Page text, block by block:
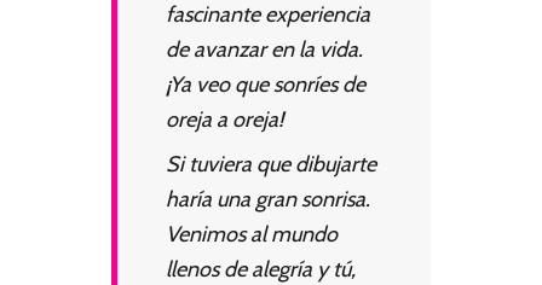
fascinante experiencia
de avanzar en la vida.
¡Ya veo que sonríes de
oreja a oreja!
Si tuviera que dibujarte
haría una gran sonrisa.
Venimos al mundo
llenos de alegría y tú,